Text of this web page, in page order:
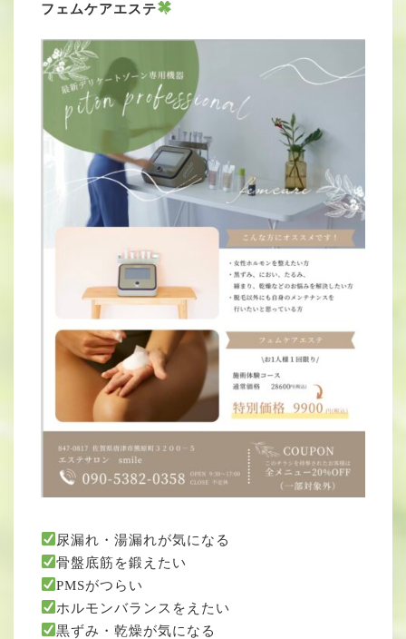
フェムケアエステ
尿漏れ・湯漏れが気になる
骨盤底筋を鍛えたい
PMSがつらい
ホルモンバランスをえたい
黒ずみ・乾燥が気になる